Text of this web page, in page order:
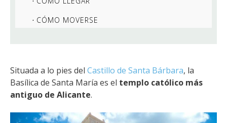
CÓMO MOVERSE
Situada a lo pies del Castillo de Santa Bárbara, la
Basílica de Santa María es el templo católico más
antiguo de Alicante.